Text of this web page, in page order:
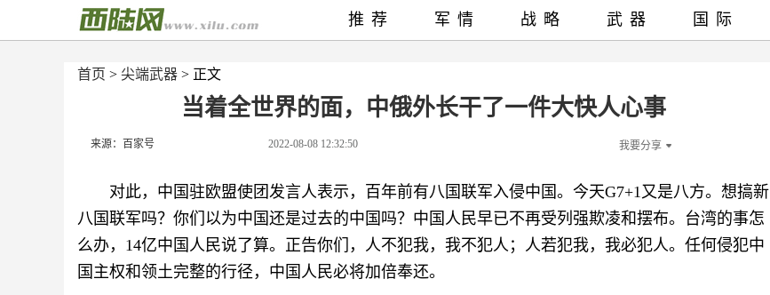
首页 > 尖端武器 > 正文
当着全世界的面，中俄外长干了一件大快人心事
来源：百家号 2022-08-08 12:32:50 我要分享
对此，中国驻欧盟使团发言人表示，百年前有八国联军入侵中国。今天G7+1又是八方。想搞新
八国联军吗？你们以为中国还是过去的中国吗？中国人民早已不再受列强欺凌和摆布。台湾的事怎
么办，14亿中国人民说了算。正告你们，人不犯我，我不犯人；人若犯我，我必犯人。任何侵犯中
国主权和领土完整的行径，中国人民必将加倍奉还。
推荐 军情 战略 武器 国际